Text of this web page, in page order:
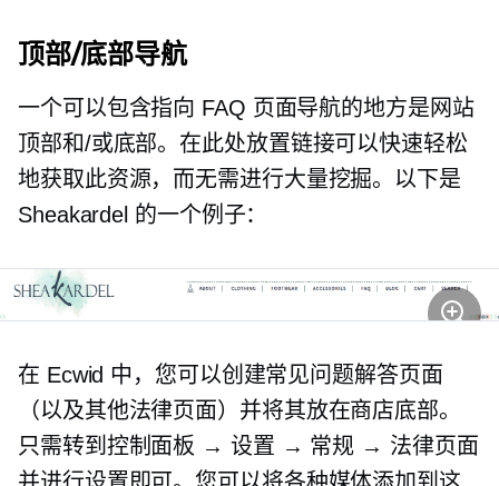
顶部/底部导航
一个可以包含指向 FAQ 页面导航的地方是网站
顶部和/或底部。在此处放置链接可以快速轻松
地获取此资源，而无需进行大量挖掘。以下是
Sheakardel 的一个例子：
在 Ecwid 中，您可以创建常见问题解答页面
（以及其他法律页面）并将其放在商店底部。
只需转到控制面板 → 设置 → 常规 → 法律页面
并进行设置即可。您可以将各种媒体添加到这